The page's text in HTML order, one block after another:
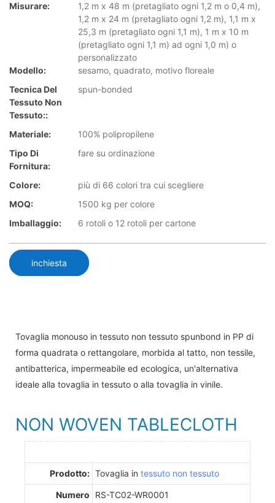
Misurare:
1,2 m x 48 m (pretagliato ogni 1,2 m o 0,4 m),
1,2 m x 24 m (pretagliato ogni 1,2 m), 1,1 m x
25,3 m (pretagliato ogni 1,1 m), 1 m x 10 m
(pretagliato ogni 1,1 m) ad ogni 1,0 m) o
personalizzato
Modello:
sesamo, quadrato, motivo floreale
Tecnica Del
Tessuto Non
Tessuto::
spun-bonded
Materiale:
100% polipropilene
Tipo Di
Fornitura:
fare su ordinazione
Colore:
più di 66 colori tra cui scegliere
MOQ:
1500 kg per colore
Imballaggio:
6 rotoli o 12 rotoli per cartone
inchiesta
Tovaglia monouso in tessuto non tessuto spunbond in PP di
forma quadrata o rettangolare, morbida al tatto, non tessile,
antibatterica, impermeabile ed ecologica, un'alternativa
ideale alla tovaglia in tessuto o alla tovaglia in vinile.
NON WOVEN TABLECLOTH
Prodotto: Tovaglia in tessuto non tessuto
Numero
RS-TC02-WR0001